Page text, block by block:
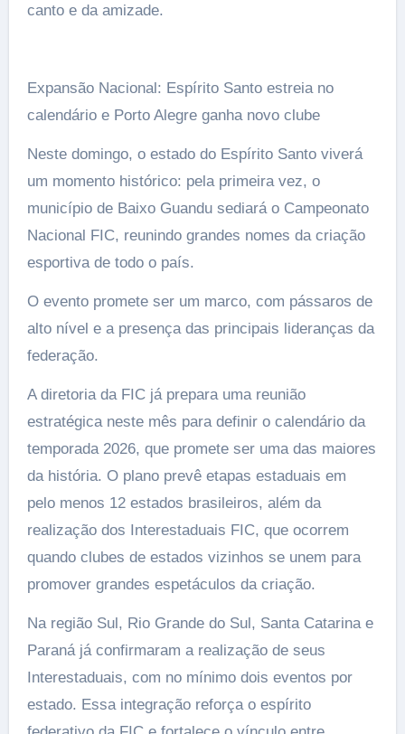
canto e da amizade.
Expansão Nacional: Espírito Santo estreia no
calendário e Porto Alegre ganha novo clube
Neste domingo, o estado do Espírito Santo viverá
um momento histórico: pela primeira vez, o
município de Baixo Guandu sediará o Campeonato
Nacional FIC, reunindo grandes nomes da criação
esportiva de todo o país.
O evento promete ser um marco, com pássaros de
alto nível e a presença das principais lideranças da
federação.
A diretoria da FIC já prepara uma reunião
estratégica neste mês para definir o calendário da
temporada 2026, que promete ser uma das maiores
da história. O plano prevê etapas estaduais em
pelo menos 12 estados brasileiros, além da
realização dos Interestaduais FIC, que ocorrem
quando clubes de estados vizinhos se unem para
promover grandes espetáculos da criação.
Na região Sul, Rio Grande do Sul, Santa Catarina e
Paraná já confirmaram a realização de seus
Interestaduais, com no mínimo dois eventos por
estado. Essa integração reforça o espírito